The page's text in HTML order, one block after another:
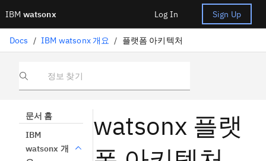
IBM watsonx Log In Sign Up
Docs / IBM watsonx 개요 / 플랫폼 아키텍처
정보 찾기
문서 홈
IBM
watsonx 개
watsonx 플랫